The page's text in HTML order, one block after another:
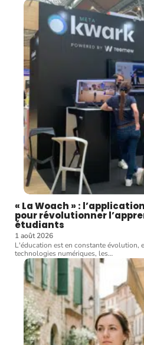
« La Woach » :
pour révolutionner
étudiants
1 août 2026
L'éducation est en constante évolution,
technologies numériques, les…